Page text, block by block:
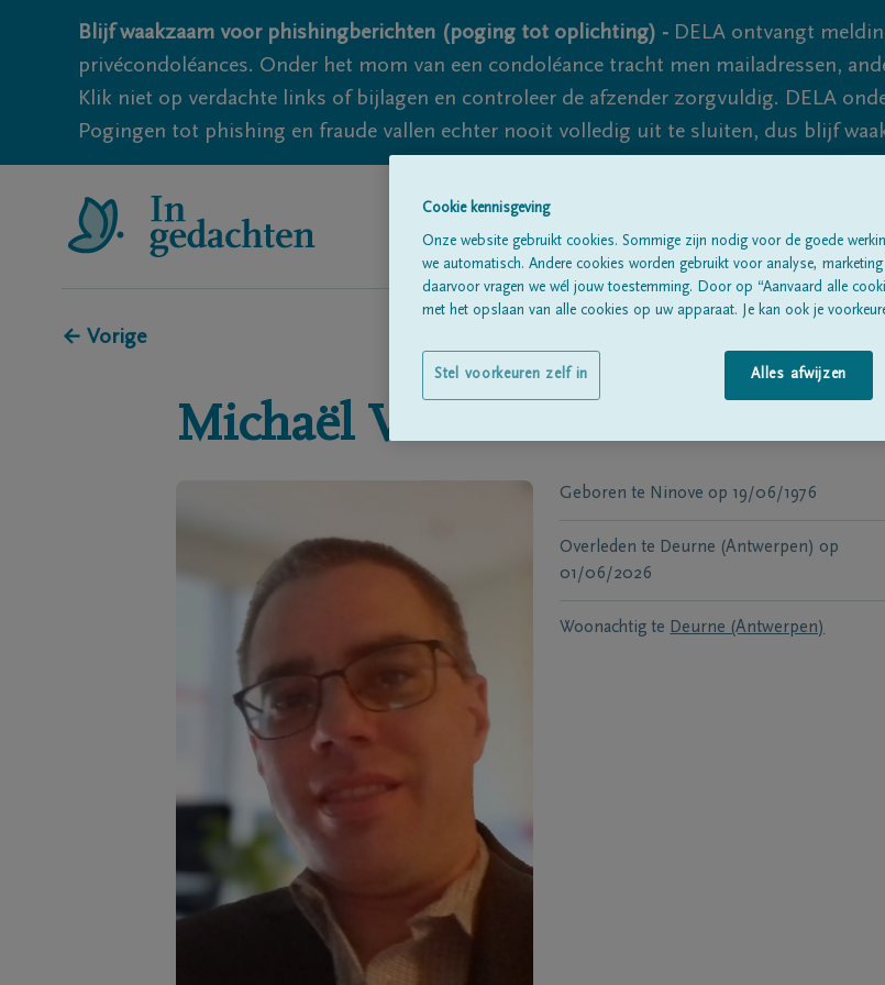
Blijf waakzaam voor phishingberichten (poging tot oplichting) - DELA ontvangt
privécondoléances. Onder het mom van een condoléance tracht men mailadressen,
Klik niet op verdachte links of bijlagen en controleer de afzender zorgvuldig. DELA
Pogingen tot phishing en fraude vallen echter nooit volledig uit te sluiten, dus blijf
← Vorige
Michaël Van Asbroeck
Geboren te Ninove op 19/06/1976
Overleden te Deurne (Antwerpen) op
01/06/2026
Woonachtig te Deurne (Antwerpen)
Cookie kennisgeving
Onze website gebruikt cookies. Sommige zijn nodig voor de goede
we automatisch. Andere cookies worden gebruikt voor analyse,
daarvoor vragen we wél jouw toestemming. Door op “Aanvaard alle
met het opslaan van alle cookies op uw apparaat. Je kan ook je
Alles afwijzen
Stel voorkeuren zelf in